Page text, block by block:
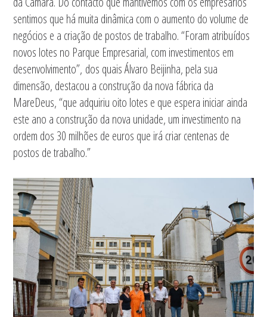
sentimos que há muita dinâmica com o aumento do volume de
negócios e a criação de postos de trabalho. “Foram atribuídos
novos lotes no Parque Empresarial, com investimentos em
desenvolvimento”, dos quais Álvaro Beijinha, pela sua
dimensão, destacou a construção da nova fábrica da
MareDeus, “que adquiriu oito lotes e que espera iniciar ainda
este ano a construção da nova unidade, um investimento na
ordem dos 30 milhões de euros que irá criar centenas de
postos de trabalho.”